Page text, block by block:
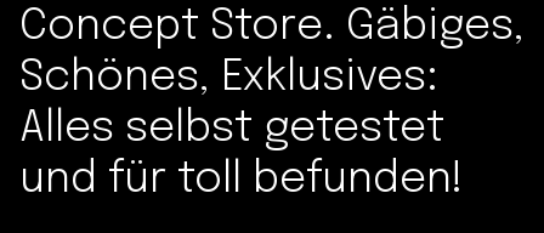
Concept Store. Gäbiges,
Schönes, Exklusives:
Alles selbst getestet
und für toll befunden!